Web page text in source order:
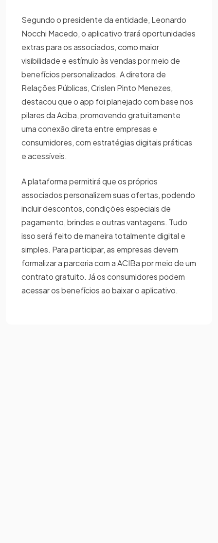
Segundo o presidente da entidade, Leonardo
Nocchi Macedo, o aplicativo trará oportunidades
extras para os associados, como maior
visibilidade e estímulo às vendas por meio de
benefícios personalizados. A diretora de
Relações Públicas, Crislen Pinto Menezes,
destacou que o app foi planejado com base nos
pilares da Aciba, promovendo gratuitamente
uma conexão direta entre empresas e
consumidores, com estratégias digitais práticas
e acessíveis.
A plataforma permitirá que os próprios
associados personalizem suas ofertas, podendo
incluir descontos, condições especiais de
pagamento, brindes e outras vantagens. Tudo
isso será feito de maneira totalmente digital e
simples. Para participar, as empresas devem
formalizar a parceria com a ACIBa por meio de um
contrato gratuito. Já os consumidores podem
acessar os benefícios ao baixar o aplicativo.